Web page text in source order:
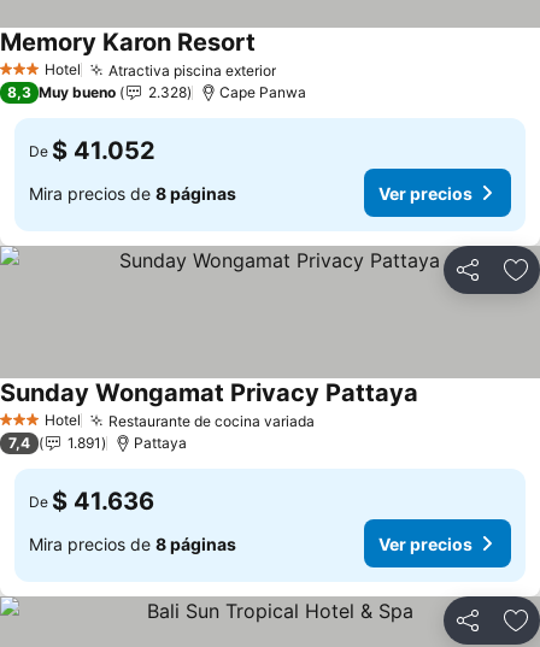
3 Estrellas
Hotel Atractiva piscina exterior
Memory Karon Resort
8,3 Muy bueno 2.328 Cape Panwa
De $ 41.052
Mira precios de 8 páginas Ver precios
Compartir
3 Estrellas
Hotel Restaurante de cocina variada
Sunday Wongamat Privacy Pattaya
7,4 1.891 Pattaya
De $ 41.636
Mira precios de 8 páginas Ver precios
Compartir